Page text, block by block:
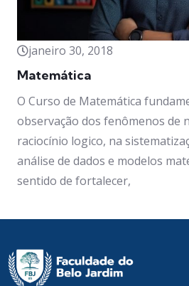
janeiro 30, 2018
Matemática
O Curso de Matemática
observação dos fenômenos de
raciocínio logico, na
análise de dados e modelos
sentido de fortalecer,